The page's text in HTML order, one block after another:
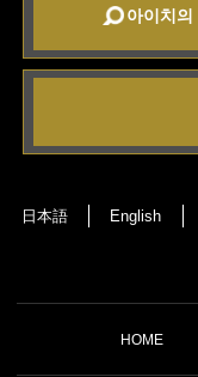
아이치
日本語 English
HOME